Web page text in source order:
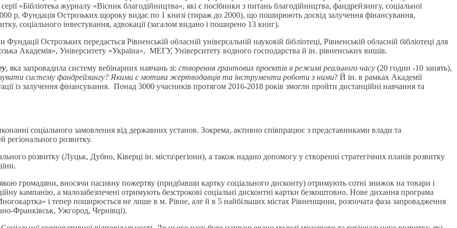
«Бібліотека журналу «Вісник благодійництва», які є посібники з питань благодійництва, фандрейзингу, соціальної
р, Фундація Острозьких щороку видає по 1 книзі (тираж до 2000), що поширюють досвід залучення фінансування,
соціального інвестування, адвокації (загалом видано і поширено 13 книг).
Острозьких передається Рівненській обласній універсальній науковій бібліотеці, Рівненській обласній бібліотеці для
Академія», Університету «Україна», МЕГУ, Університету водного господарства й ін. рівненських вишів.
, яка запровадила систему вебінарних навчань зі: створення грантових проектів в режимі реального часу (20 годин -10 занять),
систему фандрейзингу? Якими є мотиви жертводавців та інструменти роботи з ними? Й ін. в рамках Академії
із залучення фінансування. Понад 3000 учасників протягом 2016-2018 років змогли пройти дистанційні навчання та
соціального замовлення від державних установ. Зокрема, активно співпрацює з представниками влади та
розвитку.
розвитку (Луцьк, Дубно, Ківерці ін. міста\регіони), а також надано допомогу у створенні стратегічних планів розвитку
громадяни, вносячи пасивну пожертву (придбавши картку соціального дисконту) отримують сотні знижок на товари і
кампанію, а малозабезпечені отримують безстрокові соціальні дисконтні картки безкоштовно. Нове дихання програма
і тепер поширюється не лише в м. Рівне, але й в 5 найбільших містах Рівненщини, розпочата фаза запровадження
Франківськ, Ужгород, Чернівці).